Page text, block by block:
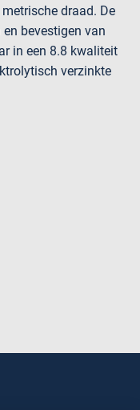
draad. De
bevestigen van
in een 8.8 kwaliteit
verzinkte